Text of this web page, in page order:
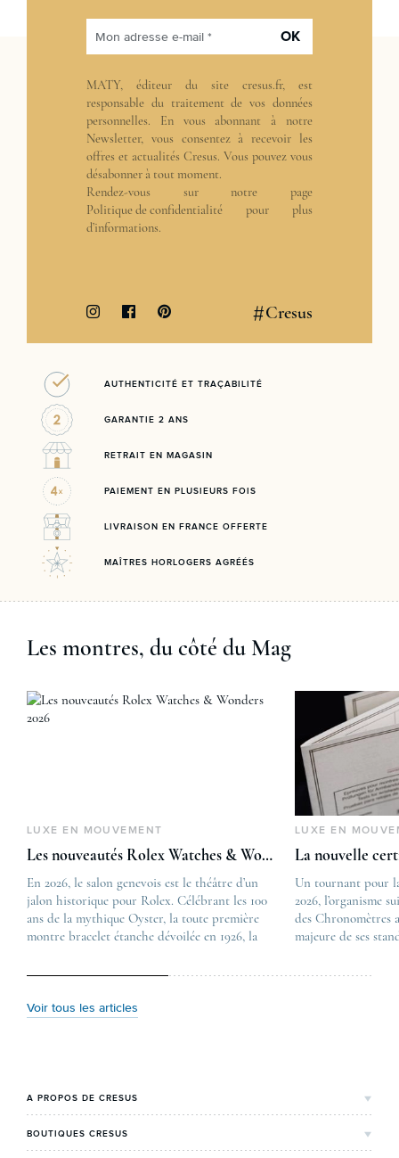
Mon adresse e-mail * OK
MATY, éditeur du site cresus.fr, est
responsable du traitement de vos données
personnelles. En vous abonnant à notre
Newsletter, vous consentez à recevoir les
offres et actualités Cresus. Vous pouvez vous
désabonner à tout moment.
Rendez-vous sur notre page
Politique de confidentialité pour plus
d’informations.
#Cresus
AUTHENTICITÉ ET TRAÇABILITÉ
GARANTIE 2 ANS
RETRAIT EN MAGASIN
PAIEMENT EN PLUSIEURS FOIS
LIVRAISON EN FRANCE OFFERTE
MAÎTRES HORLOGERS AGRÉÉS
Les montres, du côté du Mag
Voir tous les articles
LUXE EN MOUVEMENT
Les nouveautés Rolex Watches & Wonders 2026
En 2026, le salon genevois est le théâtre d’un
jalon historique pour Rolex. Célébrant les 100
ans de la mythique Oyster, la toute première
montre bracelet étanche dévoilée en 1926, la
métallurgique à la réinterprétation esthétique
The post
Les nouveautés
first appeared on
Lovetime
LUXE EN
La nouvelle
Un tournant pour
2026, l’organisme
des Chronomètres
majeure de ses
A PROPOS DE CRESUS
L'Histoire de Cresus
BOUTIQUES CRESUS